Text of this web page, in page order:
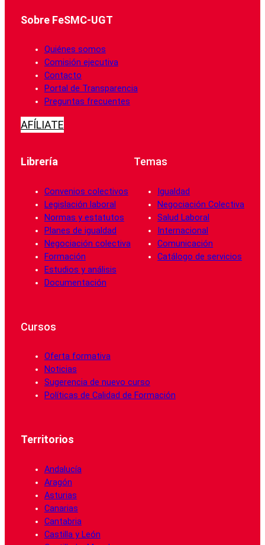
Sobre FeSMC-UGT
Quiénes somos
Comisión ejecutiva
Contacto
Portal de Transparencia
Preguntas frecuentes
AFÍLIATE
Librería
Convenios colectivos
Legislación laboral
Normas y estatutos
Planes de igualdad
Negociación colectiva
Formación
Estudios y análisis
Documentación
Temas
Igualdad
Negociación Colectiva
Salud Laboral
Internacional
Comunicación
Catálogo de servicios
Cursos
Oferta formativa
Noticias
Sugerencia de nuevo curso
Políticas de Calidad de Formación
Territorios
Andalucía
Aragón
Asturias
Canarias
Cantabria
Castilla y León